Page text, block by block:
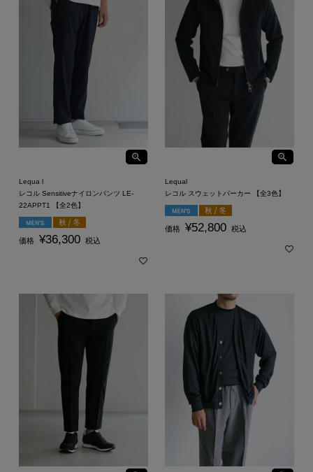
Lequa l
レコル Sensitiveナイロンパンツ LE-
22APPT1 【全2色】
価格 ¥36,300 税込
Lequal
レコル スウェットパーカー 【全3色】
価格 ¥52,800 税込